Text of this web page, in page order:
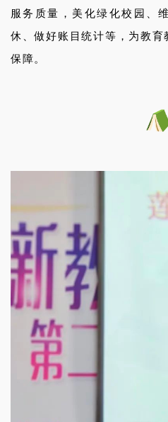
服务质量，美化绿化校园、
休、做好账目统计等，为教育
保障。